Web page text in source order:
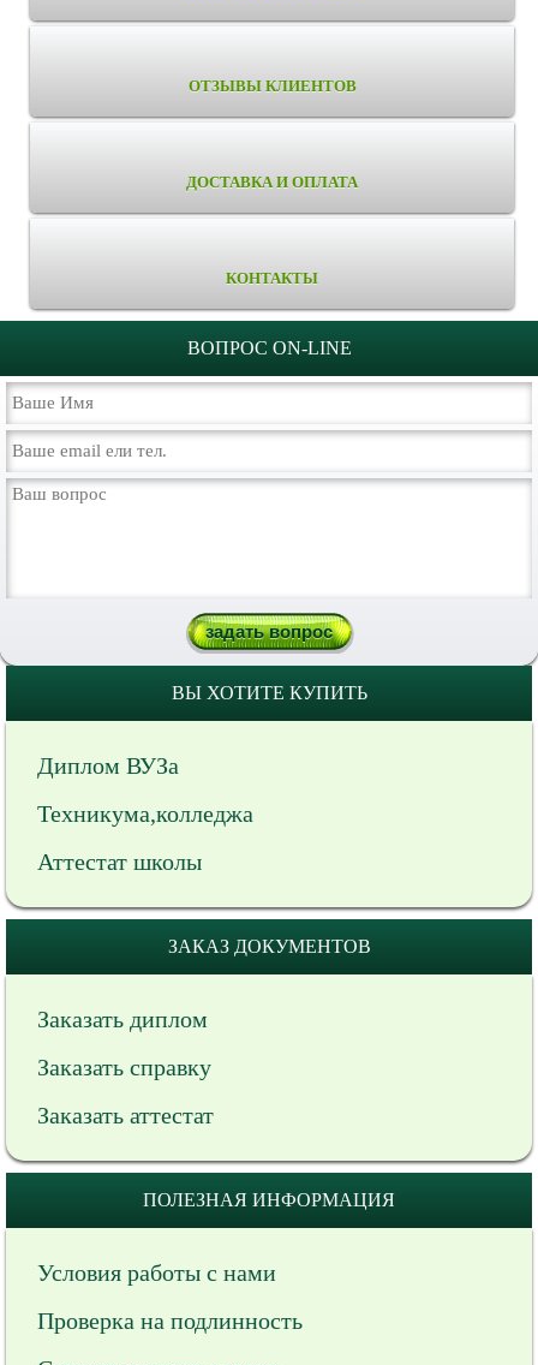
ОТЗЫВЫ КЛИЕНТОВ
ДОСТАВКА И ОПЛАТА
КОНТАКТЫ
ВОПРОС ON-LINE
ВЫ ХОТИТЕ КУПИТЬ
Диплом ВУЗа
Техникума,колледжа
Аттестат школы
ЗАКАЗ ДОКУМЕНТОВ
Заказать диплом
Заказать справку
Заказать аттестат
ПОЛЕЗНАЯ ИНФОРМАЦИЯ
Условия работы с нами
Проверка на подлинность